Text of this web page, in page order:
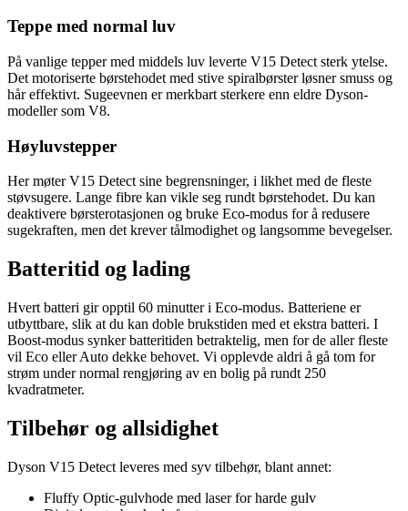
Teppe med normal luv
På vanlige tepper med middels luv leverte V15 Detect sterk ytelse.
Det motoriserte børstehodet med stive spiralbørster løsner smuss og
hår effektivt. Sugeevnen er merkbart sterkere enn eldre Dyson-
modeller som V8.
Høyluvstepper
Her møter V15 Detect sine begrensninger, i likhet med de fleste
støvsugere. Lange fibre kan vikle seg rundt børstehodet. Du kan
deaktivere børsterotasjonen og bruke Eco-modus for å redusere
sugekraften, men det krever tålmodighet og langsomme bevegelser.
Batteritid og lading
Hvert batteri gir opptil 60 minutter i Eco-modus. Batteriene er
utbyttbare, slik at du kan doble brukstiden med et ekstra batteri. I
Boost-modus synker batteritiden betraktelig, men for de aller fleste
vil Eco eller Auto dekke behovet. Vi opplevde aldri å gå tom for
strøm under normal rengjøring av en bolig på rundt 250
kvadratmeter.
Tilbehør og allsidighet
Dyson V15 Detect leveres med syv tilbehør, blant annet:
Fluffy Optic-gulvhode med laser for harde gulv